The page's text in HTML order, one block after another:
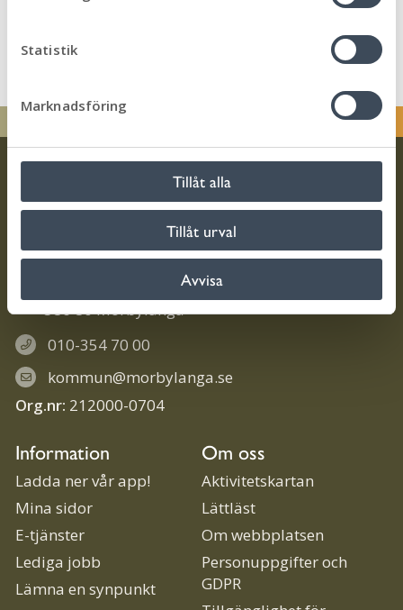
a
Statistik
Marknadsföring
Tillåt alla
Tillåt urval
Avvisa
Kontakt
386 80 Mörbylånga
010-354 70 00
kommun@morbylanga.se
Org.nr: 212000-0704
Information
Ladda ner vår app!
Mina sidor
E-tjänster
Lediga jobb
Lämna en synpunkt
Om oss
Aktivitetskartan
Lättläst
Om webbplatsen
Personuppgifter och
GDPR